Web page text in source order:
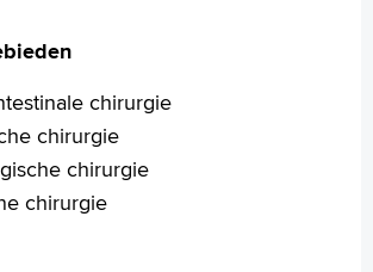
chirurgie
chirurgie
chirurgie
chirurgie